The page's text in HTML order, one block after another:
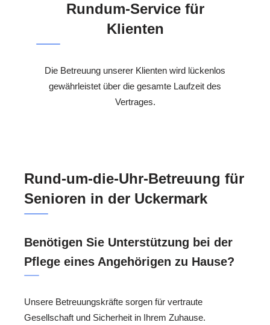
Rundum-Service für
Klienten
Die Betreuung unserer Klienten wird lückenlos
gewährleistet über die gesamte Laufzeit des
Vertrages.
Rund-um-die-Uhr-Betreuung für
Senioren in der Uckermark
Benötigen Sie Unterstützung bei der
Pflege eines Angehörigen zu Hause?
Unsere Betreuungskräfte sorgen für vertraute
Gesellschaft und Sicherheit in Ihrem Zuhause.